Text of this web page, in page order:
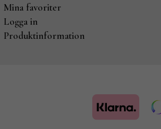
Mina favoriter
Logga in
Produktinformation